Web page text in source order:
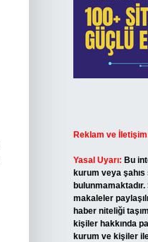
Reklam ve
Yasal Uyarı: Bu
kurum veya
bulunmamaktadır.
makaleler
haber niteliği
kişiler hakkında
kurum ve kişiler